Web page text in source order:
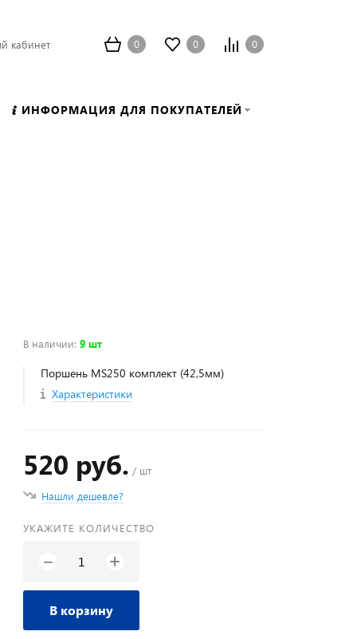
кабинет 0 0 0
ИНФОРМАЦИЯ ДЛЯ ПОКУПАТЕЛЕЙ
В наличии:9 шт
Поршень MS250 комплект (42,5мм)
Характеристики
520 руб. / шт
Нашли дешевле?
УКАЖИТЕ КОЛИЧЕСТВО
− +
В корзину